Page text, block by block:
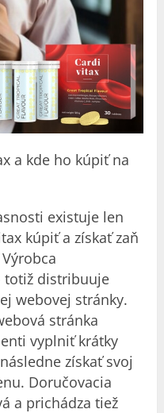
a kde ho kúpiť na
existuje len
kúpiť a získať zaň
totiž distribuuje
webovej stránky.
stránka
vyplniť krátky
získať svoj
Doručovacia
a prichádza tiež